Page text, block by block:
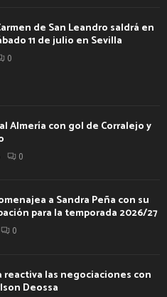
de San Leandro saldrá en
11 de julio en Sevilla
0
Almería con gol de Corralejo y
0
a Sandra Peña con su
para la temporada 2026/27
0
reactiva las negociaciones con
Deossa